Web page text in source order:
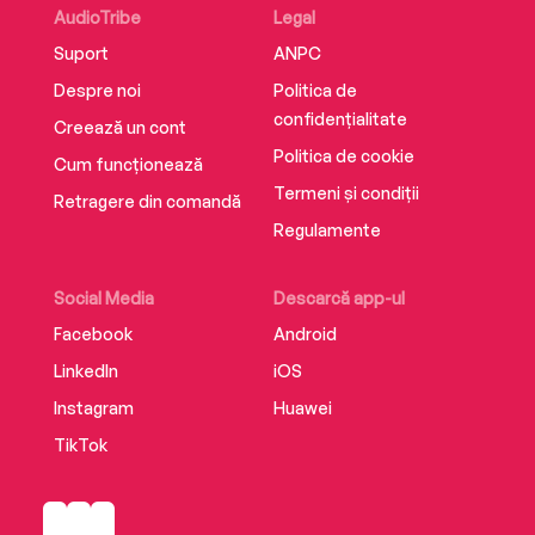
AudioTribe
Suport
Despre noi
Creează un cont
Cum funcționează
Retragere din comandă
Social Media
Facebook
LinkedIn
Instagram
TikTok
Descarcă app-ul
Android
iOS
Huawei
Legal
ANPC
Politica de
confidențialitate
Politica de cookie
Termeni și condiții
Regulamente